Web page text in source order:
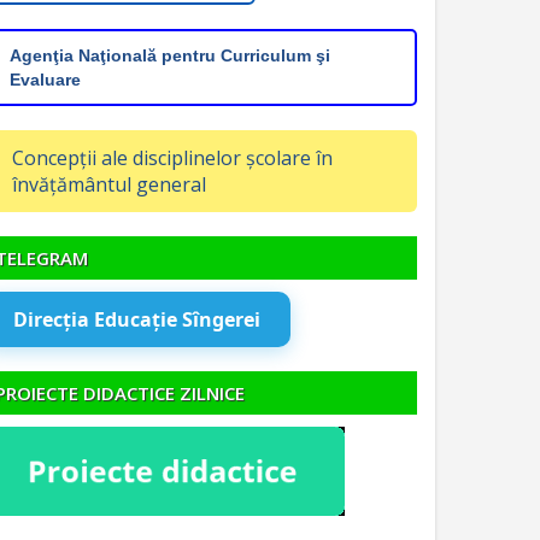
Agenţia Naţională pentru Curriculum şi
Evaluare
Concepții ale disciplinelor școlare în
învățământul general
Direcția Educație Sîngerei
DIDACTICE ZILNICE